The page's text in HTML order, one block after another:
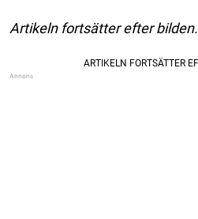
Artikeln fortsätter efter bilden.